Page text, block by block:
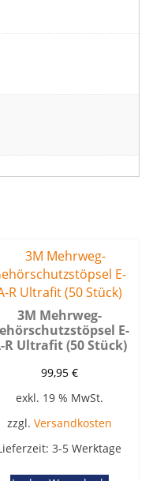
3M Mehrweg-
E-
R Ultrafit (50 Stück)
99,95 €
exkl. 19 % MwSt.
zzgl. Versandkosten
3-5 Werktage